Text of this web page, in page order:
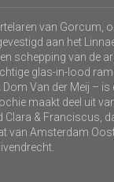
van Gorcum,
aan het
schepping van de
glas-in-lood
Van der Meij – is
maakt deel uit
& Franciscus,
van Amsterdam